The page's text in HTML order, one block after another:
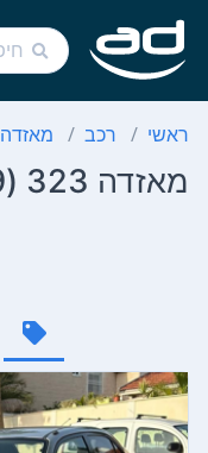
ראשי רכב מאזדה
מאזדה 323 (1999)